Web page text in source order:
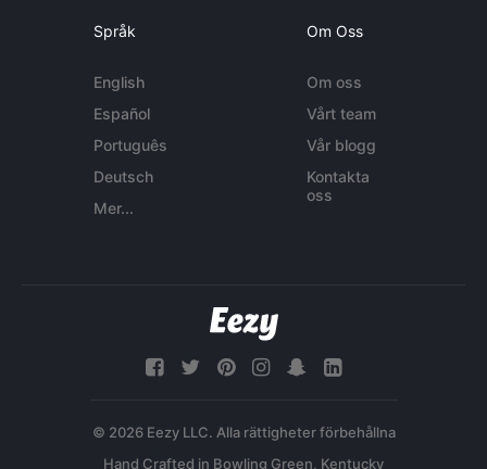
Språk
English
Español
Português
Deutsch
Mer...
Om Oss
Om oss
Vårt team
Vår blogg
Kontakta
oss
© 2026 Eezy LLC. Alla rättigheter förbehållna